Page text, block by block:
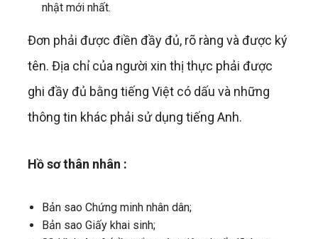
nhật mới nhất.
Đơn phải được điền đầy đủ, rõ ràng và được ký
tên. Địa chỉ của người xin thị thực phải được
ghi đầy đủ bằng tiếng Việt có dấu và những
thông tin khác phải sử dụng tiếng Anh.
Hồ sơ thân nhân :
Bản sao Chứng minh nhân dân;
Bản sao Giấy khai sinh;